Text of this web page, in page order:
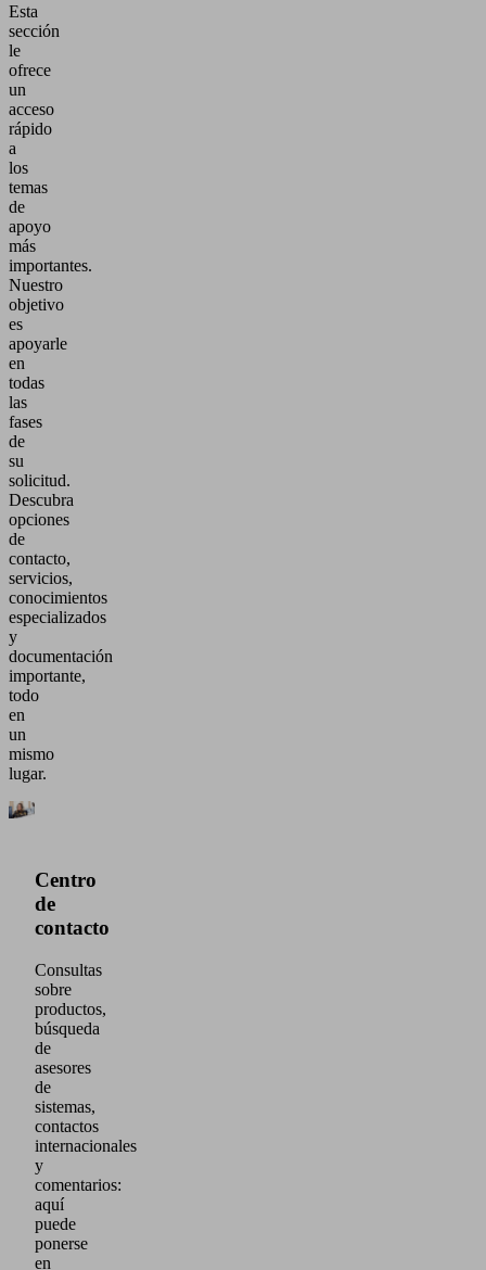
Esta
sección
le
ofrece
un
acceso
rápido
a
los
temas
de
apoyo
más
importantes.
Nuestro
objetivo
es
apoyarle
en
todas
las
fases
de
su
solicitud.
Descubra
opciones
de
contacto,
servicios,
conocimientos
especializados
y
documentación
importante,
todo
en
un
mismo
lugar.
Centro
de
contacto
Consultas
sobre
productos,
búsqueda
de
asesores
de
sistemas,
contactos
internacionales
y
comentarios:
aquí
puede
ponerse
en